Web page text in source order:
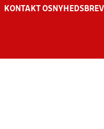
KONTAKT OS NYHEDSBREV